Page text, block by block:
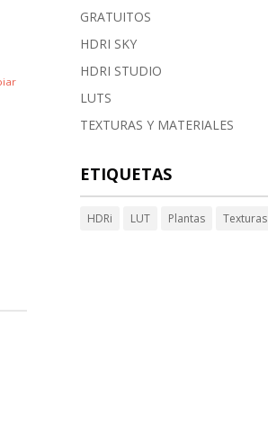
GRATUITOS
HDRI SKY
HDRI STUDIO
LUTS
TEXTURAS Y MATERIALES
ETIQUETAS
HDRi LUT Plantas Texturas